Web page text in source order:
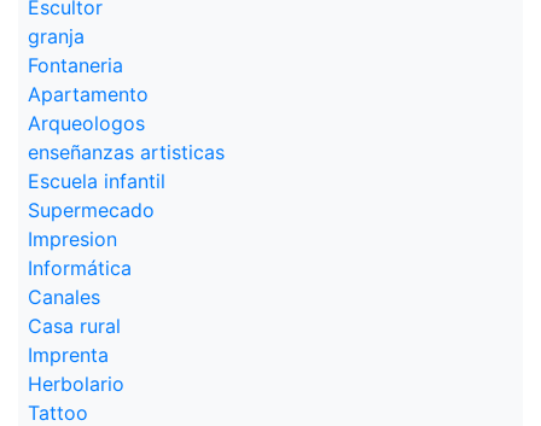
Escultor
granja
Fontaneria
Apartamento
Arqueologos
enseñanzas artisticas
Escuela infantil
Supermecado
Impresion
Informática
Canales
Casa rural
Imprenta
Herbolario
Tattoo